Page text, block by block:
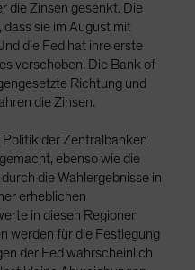
die Zinsen gesenkt. Die
sie im August mit
die Fed hat ihre erste
verschoben. Die Bank of
Richtung und
die Zinsen.
Politik der Zentralbanken
ebenso wie die
die Wahlergebnisse in
erheblichen
in diesen Regionen
werden für die Festlegung
der Fed wahrscheinlich